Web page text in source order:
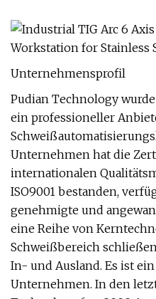
Unternehmensprofil
Pudian Technology
ein professioneller
Unternehmen hat die
internationalen
ISO9001 bestanden,
genehmigte und
eine Reihe von
Schweißbereich
In- und Ausland. Es ist
Unternehmen. In den